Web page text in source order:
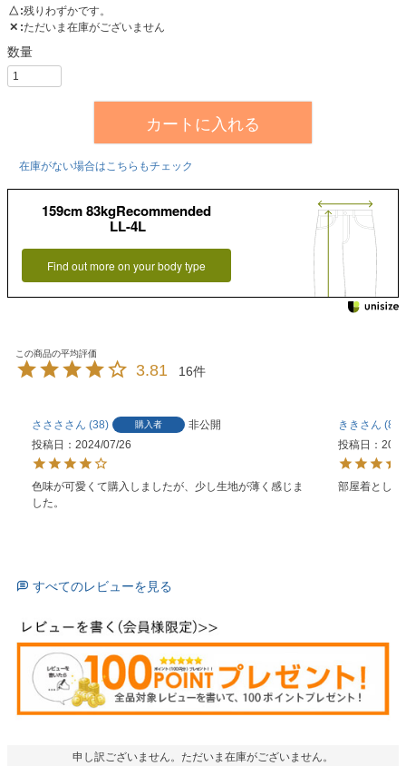
△ 残りわずかです。
✕ ただいま在庫がございません
カートに入れる
在庫がない場合はこちらもチェック
159cm 83kgRecommended
LL-4L
Find out more on your body type
3.81 16
さささ 38 購入者
非公開
投稿日
2024/07/26
色味が可愛くて購入しましたが、少し生地が薄く感じま
した。
きき
8
投稿日
部屋着とし
すべてのレビューを見る
申し訳ございません。ただいま在庫がございません。